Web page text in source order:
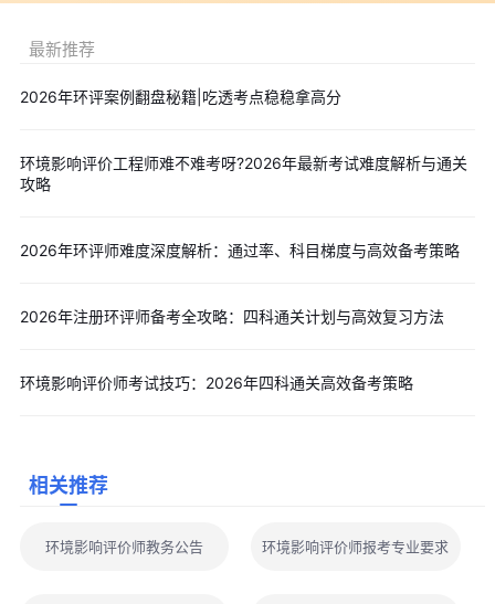
线72分。难度系数为四星。
2026年版大纲技术方法科目整体变动率约为10%，新增海洋生
第四科目：环境影响评价案例分析
别、模型选择、措施论证等全流程，撰写完整的环评结论。考试涵
三、环境影响评价工程师考试核心难点深度剖析
考试覆盖环境影响评价的基础理论、法律法规、技术导则与标
最新推荐
2026年环评案例翻盘秘籍|吃透考点稳稳拿高分
环境影响评价工程师难不难考呀?2026年最新考试难度解析与通关
攻略
2026年环评师难度深度解析：通过率、科目梯度与高效备考策略
2026年注册环评师备考全攻略：四科通关计划与高效复习方法
环境影响评价师考试技巧：2026年四科通关高效备考策略
相关推荐
环境影响评价师教务公告 环境影响评价师报考专业要求